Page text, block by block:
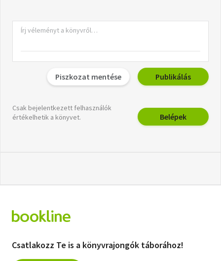
Piszkozat mentése Publikálás
Csak bejelentkezett felhasználók
értékelhetik a könyvet.
Belépek
Csatlakozz Te is a könyvrajongók táborához!